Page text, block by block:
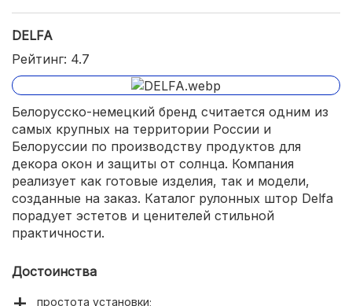
DELFA
Рейтинг: 4.7
Белорусско-немецкий бренд считается одним из
самых крупных на территории России и
Белоруссии по производству продуктов для
декора окон и защиты от солнца. Компания
реализует как готовые изделия, так и модели,
созданные на заказ. Каталог рулонных штор Delfa
порадует эстетов и ценителей стильной
практичности.
Достоинства
простота установки;